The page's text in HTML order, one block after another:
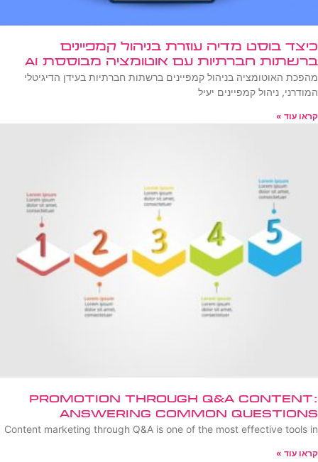
כיצד בוסט מדיה עוזרת בניהול קמפיינים
ברשתות חברתיות עם אוטומציה מבוססת AI
מהפכת האוטומציה בניהול קמפיינים ברשתות חברתיות בעידן הדיגיטלי
המודרני, ניהול קמפיינים יעיל
קראו עוד »
Promotion Through Q&A Content:
Answering Common Questions
Content marketing through Q&A is one of the most effective tools in
קראו עוד »